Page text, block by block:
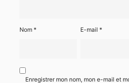
Nom * E-mail*
Enregistrer mon nom, mon e-mail et